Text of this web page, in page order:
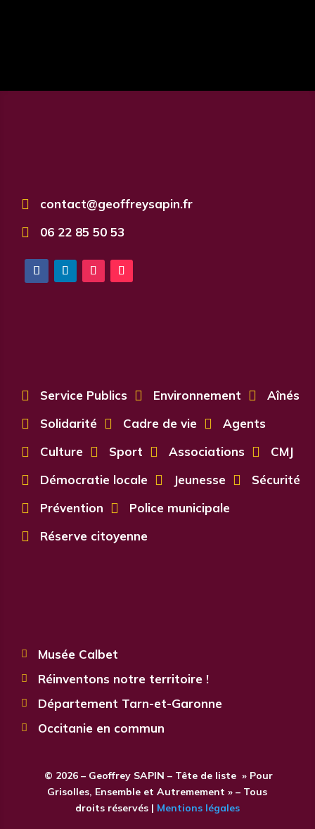
 contact@geoffreysapin.fr
 06 22 85 50 53
 Service Publics  Environnement  Aînés
 Solidarité  Cadre de vie  Agents
 Culture  Sport  Associations  CMJ
 Démocratie locale  Jeunesse  Sécurité
 Prévention  Police municipale
 Réserve citoyenne
 Musée Calbet
 Réinventons notre territoire !
 Département Tarn-et-Garonne
 Occitanie en commun
© 2026 – Geoffrey SAPIN – Tête de liste » Pour
Grisolles, Ensemble et Autremement » – Tous
droits réservés | Mentions légales